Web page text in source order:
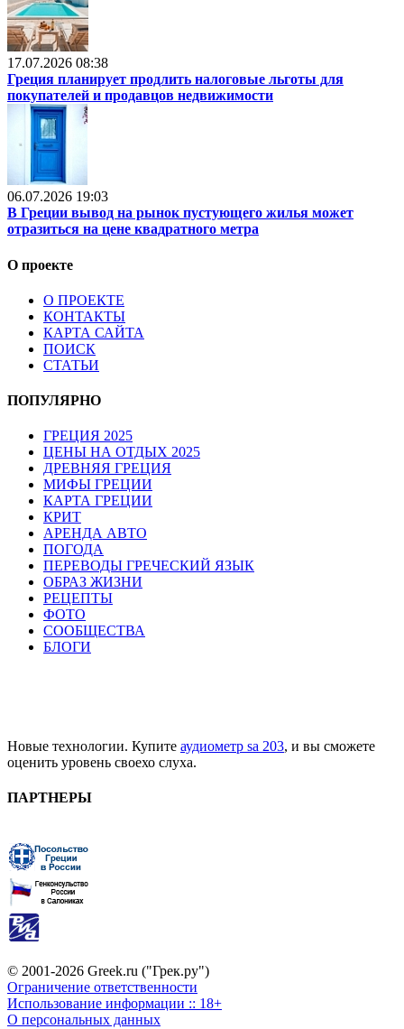
17.07.2026 08:38
Греция планирует продлить налоговые льготы для
покупателей и продавцов недвижимости
06.07.2026 19:03
В Греции вывод на рынок пустующего жилья может
отразиться на цене квадратного метра
О проекте
О ПРОЕКТЕ
КОНТАКТЫ
КАРТА САЙТА
ПОИСК
СТАТЬИ
ПОПУЛЯРНО
ГРЕЦИЯ 2025
ЦЕНЫ НА ОТДЫХ 2025
ДРЕВНЯЯ ГРЕЦИЯ
МИФЫ ГРЕЦИИ
КАРТА ГРЕЦИИ
КРИТ
АРЕНДА АВТО
ПОГОДА
ПЕРЕВОДЫ ГРЕЧЕСКИЙ ЯЗЫК
ОБРАЗ ЖИЗНИ
РЕЦЕПТЫ
ФОТО
СООБЩЕСТВА
БЛОГИ
Новые технологии. Купите аудиометр sa 203, и вы сможете
оценить уровень своехо слуха.
ПАРТНЕРЫ
© 2001-2026 Greek.ru ("Грек.ру")
Ограничение ответственности
Использование информации :: 18+
О персональных данных